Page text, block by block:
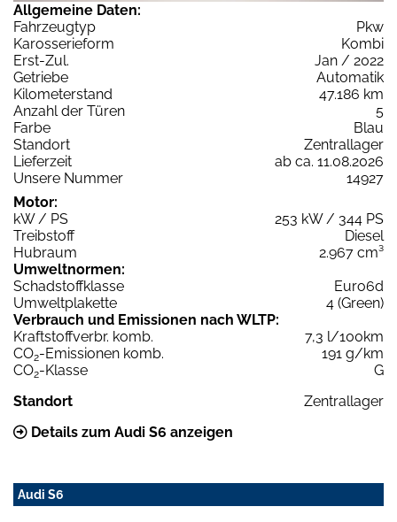
Allgemeine Daten:
Fahrzeugtyp
Pkw
Karosserieform
Kombi
Erst-Zul.
Jan / 2022
Getriebe
Automatik
Kilometerstand
47.186 km
Anzahl der Türen
5
Farbe
Blau
Standort
Zentrallager
Lieferzeit
ab ca. 11.08.2026
Unsere Nummer
14927
Motor:
kW / PS
253 kW / 344 PS
Treibstoff
Diesel
Hubraum
2.967 cm³
Umweltnormen:
Schadstoffklasse
Euro6d
Umweltplakette
4 (Green)
Verbrauch und Emissionen nach WLTP:
Kraftstoffverbr. komb.
7,3 l/100km
CO2-Emissionen komb.
191 g/km
CO2-Klasse
G
Standort
Zentrallager
Details zum Audi S6 anzeigen
Audi S6